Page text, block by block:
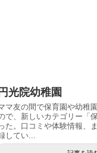
円光院幼稚園
マ友の間で保育園や幼稚
で、新しいカテゴリー「
た。口コミや体験情報、
してい...